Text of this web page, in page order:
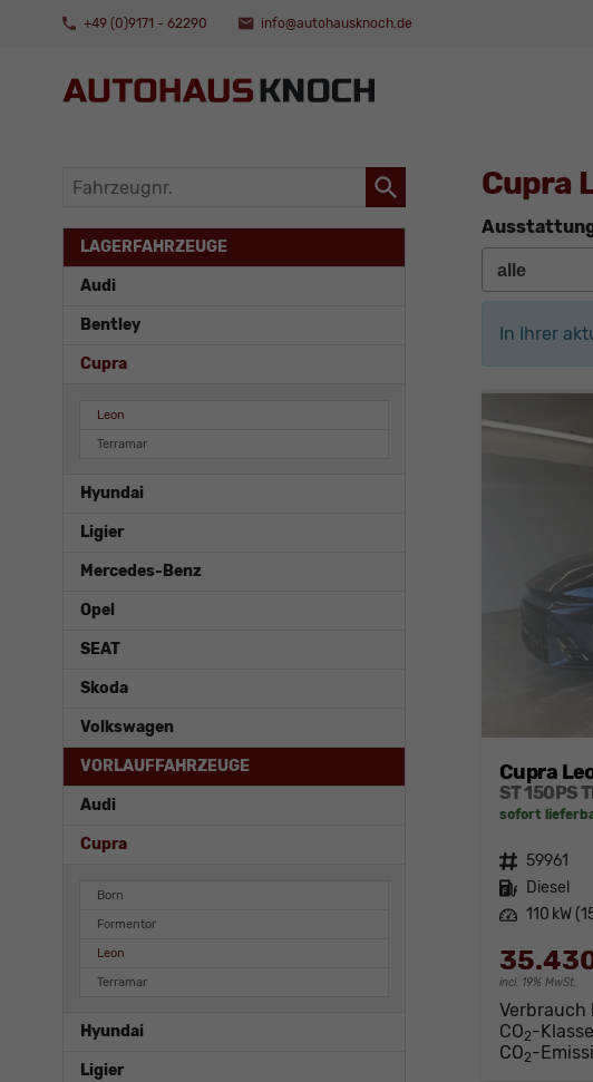
+49 (0)9171 - 62290 info@autohausknoch.de
Cupra
In Ihrer
Cupra
sofort
Fahrzeugnr. 59961
Kraftstoff Diesel
Leistung 110 kW
incl. 19% MwSt.
Verbrauch
CO2-
CO2-
Fahrzeugnr.
LAGERFAHRZEUGE
Audi
Bentley
Cupra
Leon
Terramar
Hyundai
Ligier
Mercedes-Benz
Opel
SEAT
Skoda
Volkswagen
VORLAUFFAHRZEUGE
Audi
Cupra
Born
Formentor
Leon
Terramar
Hyundai
Ligier